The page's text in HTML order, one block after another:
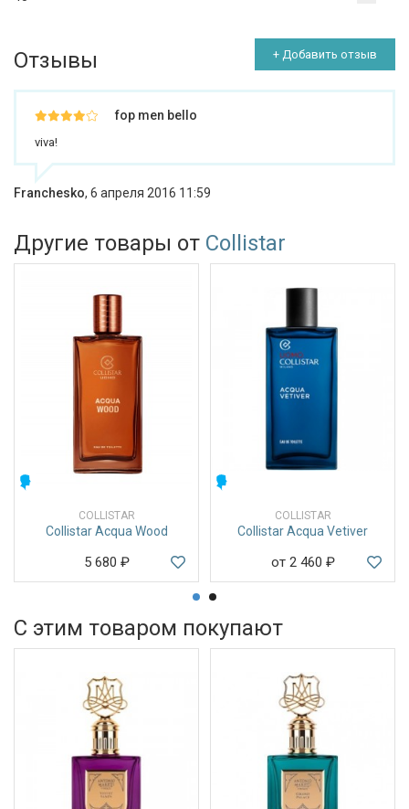
Отзывы + Добавить отзыв
fop men bello
viva!
Franchesko, 6 апреля 2016 11:59
Другие товары от Collistar
COLLISTAR
Collistar Acqua Wood
5 680 ₽
COLLISTAR
Collistar Acqua Vetiver
от 2 460 ₽
С этим товаром покупают